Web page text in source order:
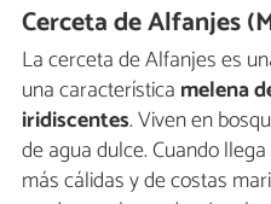
Cerceta de Alfanjes
La cerceta de Alfanjes es
una característica melena
iridiscentes. Viven en
de agua dulce. Cuando
más cálidas y de costas